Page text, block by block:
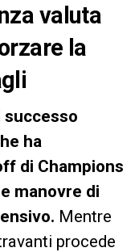
valuta
la
successo
ha
di Champions
manovre di
Mentre
procede